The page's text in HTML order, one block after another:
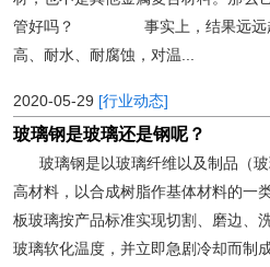
管好吗？ 事实上，结果远远超
高、耐水、耐腐蚀，对温...
2020-05-29 [行业动态]
玻璃钢是玻璃还是钢呢？
玻璃钢是以玻璃纤维以及制品（
高材料，以合成树脂作基体材料的一
板玻璃按产品标准实现切割、磨边、
玻璃软化温度，并立即急剧冷却而制